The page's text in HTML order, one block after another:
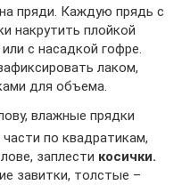
пряди. Каждую прядь с
накрутить плойкой
с насадкой гофре.
лаком,
для объема.
влажные прядки
по квадратикам,
заплести косички.
завитки, толстые –